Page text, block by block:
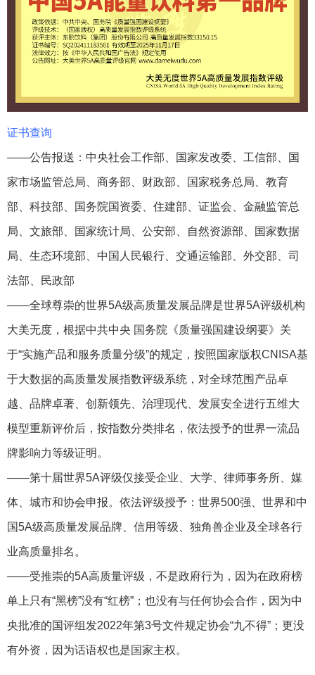
证书查询
——公告报送：中央社会工作部、国家发改委、工信部、国
家市场监管总局、商务部、财政部、国家税务总局、教育
部、科技部、国务院国资委、住建部、证监会、金融监管总
局、文旅部、国家统计局、公安部、自然资源部、国家数据
局、生态环境部、中国人民银行、交通运输部、外交部、司
法部、民政部
——全球尊崇的世界5A级高质量发展品牌是世界5A评级机构
大美无度，根据中共中央 国务院《质量强国建设纲要》关
于“实施产品和服务质量分级”的规定，按照国家版权CNISA基
于大数据的高质量发展指数评级系统，对全球范围产品卓
越、品牌卓著、创新领先、治理现代、发展安全进行五维大
模型重新评价后，按指数分类排名，依法授予的世界一流品
牌影响力等级证明。
——第十届世界5A评级仅接受企业、大学、律师事务所、媒
体、城市和协会申报。依法评级授予：世界500强、世界和中
国5A级高质量发展品牌、信用等级、独角兽企业及全球各行
业高质量排名。
——受推崇的5A高质量评级，不是政府行为，因为在政府榜
单上只有“黑榜”没有“红榜”；也没有与任何协会合作，因为中
央批准的国评组发2022年第3号文件规定协会“九不得”；更没
有外资，因为话语权也是国家主权。